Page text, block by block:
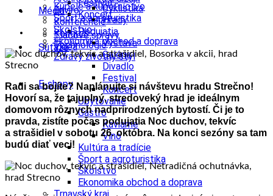
Festival
Koncert
Kúpele a kúpeľníctvo
Šport a agroturistika
Školstvo
Ekonomika obchod a doprava
Cyklistika
Hrady
Podujatia
Výstava
Galéria
Divadlo
Festival
Koncert
Ubytovanie
Gastro
Kaviarne
Víno
Kultúra a tradície
Šport a agroturistika
Školstvo
Ekonomika obchod a doprava
Enviro
Konferencie
Kongres
Technológie
Zdravý životný štýl
Médiá
Tlačové správy
Videá
Súťaže
E-shopy
Radi sa bojíte? Naplánujte si návštevu hradu Strečno!
Hovorí sa, že tajuplný, stredoveký hrad je ideálnym
domovom rôznych nadprirodzených bytostí. Či je to
pravda, zistíte počas podujatia Noc duchov, tekvíc
a strašidiel v sobotu 26. októbra. Na konci sezóny sa tam
budú diať veci!